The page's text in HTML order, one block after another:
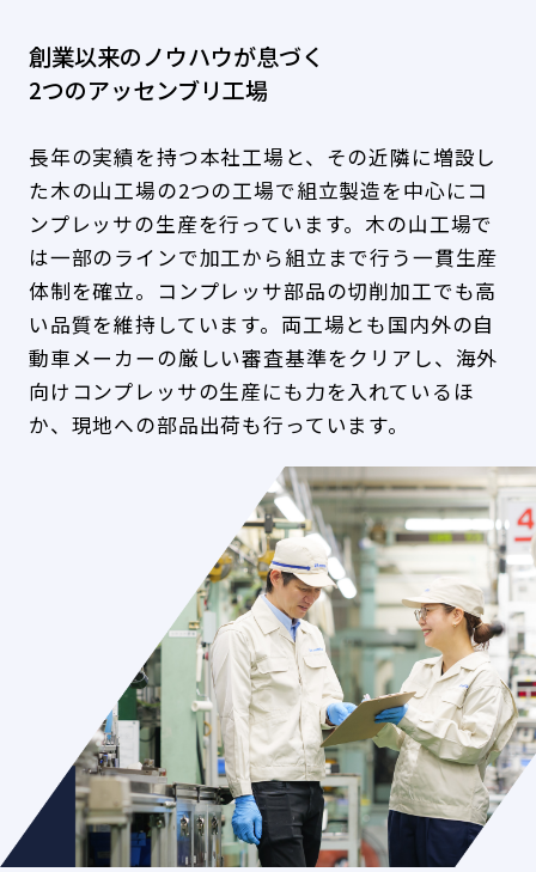
組立ロボット
を活用したFA（ファクトリー・オートメー
ション）化を推進しています。機器導入後
も、絶え間なく設備改善を図り続けること
で、他にはない独自の多品種自動生産ライ
ンを実現しています。
AGV（無人搬送）
部品や製品は、それぞれの組立工程へ自動
で搬送されます。生産技術によって改良を
重ねたオリジナルのコンベア式のAGV導入
により部品を搬送するだけでなく、組立ラ
インへの供給にも対応しています。
創業以来のノウハウが息づく
2つのアッセンブリ工場
長年の実績を持つ本社工場と、その近隣に増設し
た木の山工場の2つの工場で組立製造を中心にコ
ンプレッサの生産を行っています。木の山工場で
は一部のラインで加工から組立まで行う一貫生産
体制を確立。コンプレッサ部品の切削加工でも高
い品質を維持しています。両工場とも国内外の自
動車メーカーの厳しい審査基準をクリアし、海外
向けコンプレッサの生産にも力を入れているほ
か、現地への部品出荷も行っています。